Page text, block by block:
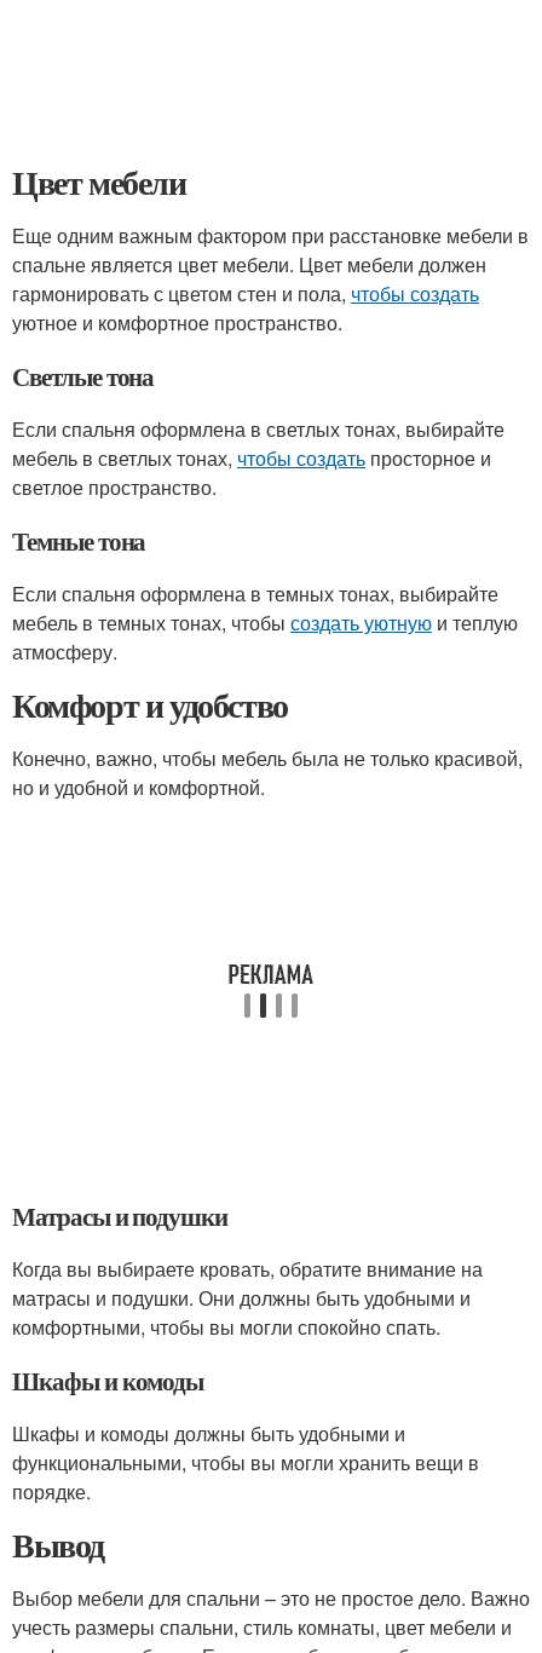
Цвет мебели
Еще одним важным фактором при расстановке мебели в
спальне является цвет мебели. Цвет мебели должен
гармонировать с цветом стен и пола, чтобы создать
уютное и комфортное пространство.
Светлые тона
Если спальня оформлена в светлых тонах, выбирайте
мебель в светлых тонах, чтобы создать просторное и
светлое пространство.
Темные тона
Если спальня оформлена в темных тонах, выбирайте
мебель в темных тонах, чтобы создать уютную и теплую
атмосферу.
Комфорт и удобство
Конечно, важно, чтобы мебель была не только красивой,
но и удобной и комфортной.
Матрасы и подушки
Когда вы выбираете кровать, обратите внимание на
матрасы и подушки. Они должны быть удобными и
комфортными, чтобы вы могли спокойно спать.
Шкафы и комоды
Шкафы и комоды должны быть удобными и
функциональными, чтобы вы могли хранить вещи в
порядке.
Вывод
Выбор мебели для спальни – это не простое дело. Важно
учесть размеры спальни, стиль комнаты, цвет мебели и